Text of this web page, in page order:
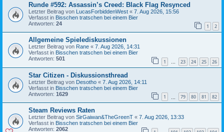
Runde #592: Assassin’s Creed: Black Flag Resynced
Letzter Beitrag von LucasForbiddenWest « 7. Aug 2026, 15:56
Verfasst in Bisschen tratschen bei einem Bier
Antworten: 24 1 2
Allgemeine Spielediskussionen
Letzter Beitrag von Rane « 7. Aug 2026, 14:31
Verfasst in Bisschen tratschen bei einem Bier
Antworten: 501 1 … 23 24 25 26
Star Citizen - Diskussionsthread
Letzter Beitrag von Desotho « 7. Aug 2026, 14:11
Verfasst in Bisschen tratschen bei einem Bier
Antworten: 1629 1 79 80 81 82
Steam Reviews Raten
Letzter Beitrag von SirGaiwan&TheGreenT « 7. Aug 2026, 13:33
Verfasst in Bisschen tratschen bei einem Bier
Antworten: 2062